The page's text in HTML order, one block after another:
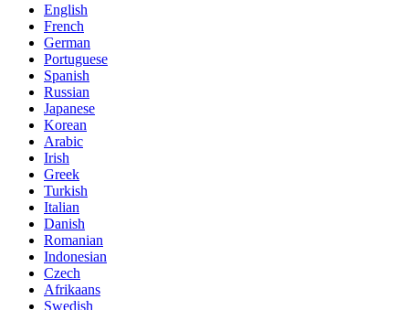
English
French
German
Portuguese
Spanish
Russian
Japanese
Korean
Arabic
Irish
Greek
Turkish
Italian
Danish
Romanian
Indonesian
Czech
Afrikaans
Swedish